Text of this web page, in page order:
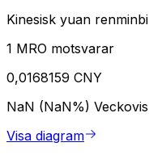
Kinesisk yuan renminbi
1 MRO motsvarar
0,0168159 CNY
NaN (NaN%) Veckovis
Visa diagram